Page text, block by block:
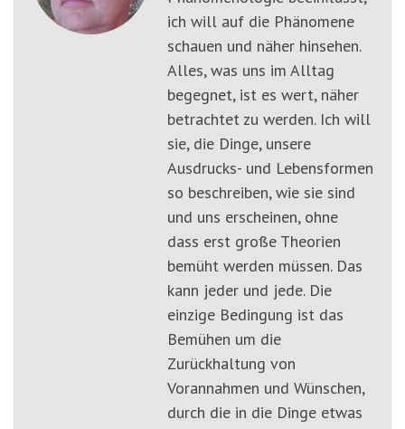
ich will auf die Phänomene
schauen und näher hinsehen.
Alles, was uns im Alltag
begegnet, ist es wert, näher
betrachtet zu werden. Ich will
sie, die Dinge, unsere
Ausdrucks- und Lebensformen
so beschreiben, wie sie sind
und uns erscheinen, ohne
dass erst große Theorien
bemüht werden müssen. Das
kann jeder und jede. Die
einzige Bedingung ist das
Bemühen um die
Zurückhaltung von
Vorannahmen und Wünschen,
durch die in die Dinge etwas